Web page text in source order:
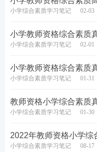
小学综合素质学习笔记 02-03
小学教师资格综合素质
小学综合素质学习笔记 02-01
小学教师资格综合素质
小学综合素质学习笔记 01-31
教师资格小学综合素质
小学综合素质学习笔记 01-30
2022年教师资格小学综
小学综合素质学习笔记 08-17